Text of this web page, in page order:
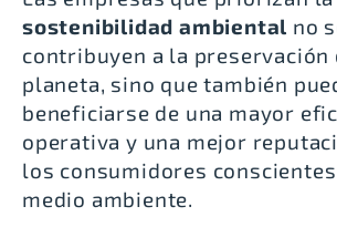
sostenibilidad ambiental no
contribuyen a la preservación
planeta, sino que también
beneficiarse de una mayor
operativa y una mejor
los consumidores
medio ambiente.